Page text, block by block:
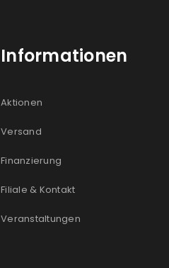
Informationen
Aktionen
Versand
Finanzierung
Filiale & Kontakt
Veranstaltungen